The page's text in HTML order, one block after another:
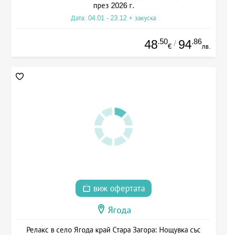
през 2026 г.
Дата: 04.01 - 23.12 + закуска
48.50
€ / 94.86
лв.
виж офертата
Ягода
Релакс в село Ягода край Стара Загора: Нощувка със